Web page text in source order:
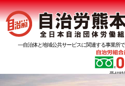
―自治体と地域公共サービスに関連する事業所
受付